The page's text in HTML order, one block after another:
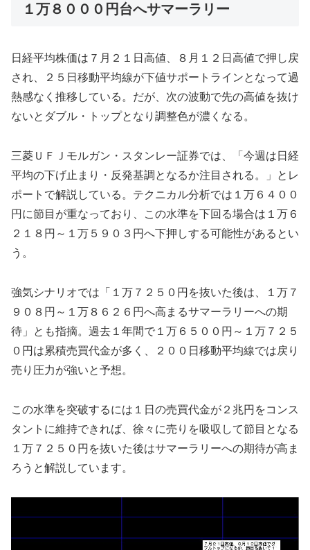
１万８０００円台へサマーラリー
日経平均株価は７月２１日高値、８月１２日高値で押し戻
され、２５日移動平均線が下値サポートラインとなって過
熱感なく推移している。だが、次の波動で先の高値を抜け
ないとダブル・トップとなり調整色が濃くなる。
三菱ＵＦＪモルガン・スタンレー証券では、「今週は日経
平均の下げ止まり・反発基調となるか注目される。」とレ
ポートで解説している。テクニカル分析では１万６４００
円に節目が重なっており、この水準を下回る場合は１万６
２１８円～１万５９０３円へ下押しする可能性があるとい
う。
強気シナリオでは「１万７２５０円を抜いた後は、１万７
９０８円～１万８６２６円へ高まるサマーラリーへの期
待」とも指摘。過去１年間で１万６５００円～１万７２５
０円は累積売買代金が多く、２００日移動平均線では戻り
売り圧力が強いと予想。
この水準を突破するには１日の売買代金が２兆円をコンス
タントに維持できれば、徐々に売りを吸収して節目となる
１万７２５０円を抜いた後はサマーラリーへの期待が高ま
ろうと解説しています。